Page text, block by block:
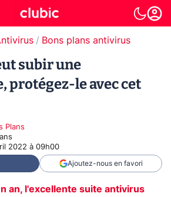
Bons plans antivirus
subir une
protégez-le avec cet
Plans
2022 à 09h00
Ajoutez-nous en favori
an, l'excellente suite antivirus